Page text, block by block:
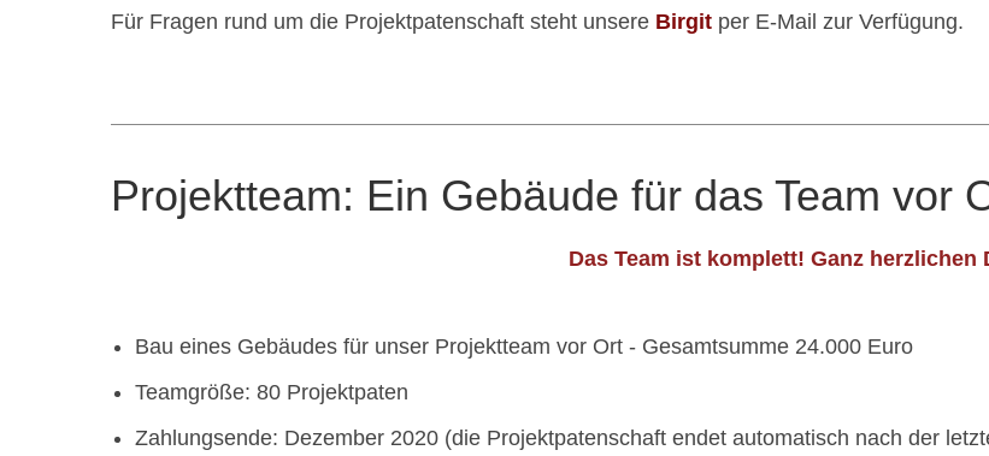
Für Fragen rund um die Projektpatenschaft steht unsere Birgit per E-Mail zur Verfügung.
Projektteam: Ein Gebäude für das Team vor
Das Team ist komplett! Ganz herzlichen
Bau eines Gebäudes für unser Projektteam vor Ort - Gesamtsumme 24.000 Euro
Teamgröße: 80 Projektpaten
Zahlungsende: Dezember 2020 (die Projektpatenschaft endet automatisch nach der